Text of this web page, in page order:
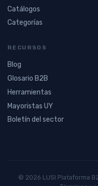
Catálogos
Categorías
RECURSOS
Blog
Glosario B2B
Herramientas
Mayoristas UY
Boletín del sector
© 2026 LUSI Plataforma